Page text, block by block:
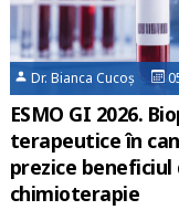
Dr. Bianca Cucoș
ESMO GI 2026.
terapeutice în
prezice
chimioterapie